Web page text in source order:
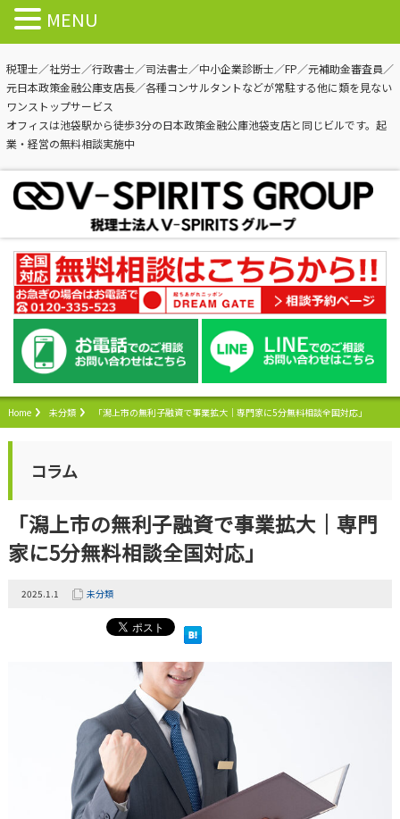
税理士／社労士／行政書士／司法書士／中小企業診断士／FP／元補助金審査員／
元日本政策金融公庫支店長／各種コンサルタントなどが常駐する他に類を見ない
ワンストップサービス
オフィスは池袋駅から徒歩3分の日本政策金融公庫池袋支店と同じビルです。起
業・経営の無料相談実施中
Home 未分類 「潟上市の無利子融資で事業拡大｜専門家に5分無料相談全国対応」
コラム
「潟上市の無利子融資で事業拡大｜専門
家に5分無料相談全国対応」
2025.1.1 未分類
MENU